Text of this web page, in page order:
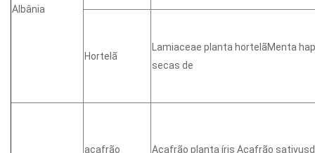
Albânia
Hortelã
Lamiaceae planta hortelãMenta
secas de
açafrão Açafrão planta íris Açafrão